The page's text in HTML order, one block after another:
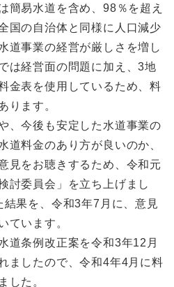
易水道を含め、98％を超え
国の自治体と同様に人口減少
道事業の経営が厳しさを増し
は経営面の問題に加え、3地
金表を使用しているため、料
ります。
、今後も安定した水道事業の
道料金のあり方が良いのか、
見をお聴きするため、令和元
討委員会」を立ち上げまし
果を、令和3年7月に、意見
ています。
道条例改正案を令和3年12月
ましたので、令和4年4月に料
した。